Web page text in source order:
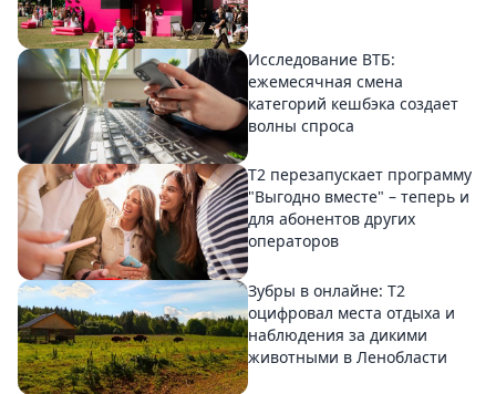
Исследование ВТБ:
ежемесячная смена
категорий кешбэка создает
волны спроса
Т2 перезапускает программу
"Выгодно вместе" – теперь и
для абонентов других
операторов
Зубры в онлайне: Т2
оцифровал места отдыха и
наблюдения за дикими
животными в Ленобласти